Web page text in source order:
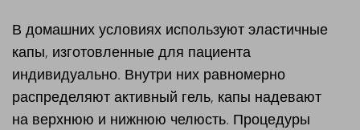
В домашних условиях используют эластичные
капы, изготовленные для пациента
индивидуально. Внутри них равномерно
распределяют активный гель, капы надевают
на верхнюю и нижнюю челюсть. Процедуры